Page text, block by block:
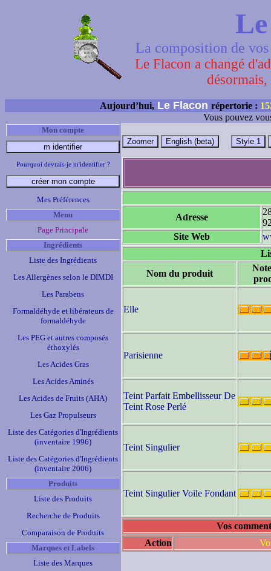
La composition de
Le Flacon a changé
Aujourd’hui, Le Flacon répertorie :
Vous pouvez
Mon compte
Pourquoi devrais-je m'identifier ?
Mes Préférences
Menu
Page Principale
Ingrédients
Liste des Ingrédients
Les Allergènes selon le DIMDI
Les Parabens
Formaldéhyde et libérateurs de
formaldéhyde
Les PEG et autres composés
éthoxylés
Les Acides Gras
Les Acides Aminés
Les Acides de Fruits (AHA)
Les Gaz Propulseurs
Liste des Catégories d'Ingrédients
(inventaire 1996)
Liste des Catégories d'Ingrédients
(inventaire 2006)
Produits
Liste des Produits
Recherche de Produits
Comparaison de Produits
Marques et Labels
Liste des Marques
Adresse
Site Web
Nom du produit
Elle
Parisienne
Teint Parfait Embellisseur De
Teint Rose Perlé
Teint Singulier
Teint Singulier Voile Fondant
Vos
Action